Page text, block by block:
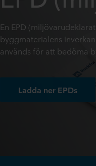
En EPD
byggmaterialens
används för att bedöma
Ladda ner EPDs